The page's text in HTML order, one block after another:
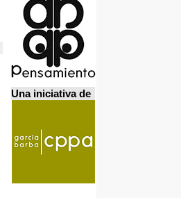
Una iniciativa de